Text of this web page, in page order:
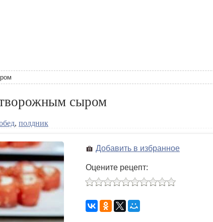
сыром
, полдник
Добавить в избранное
Оцените рецепт: